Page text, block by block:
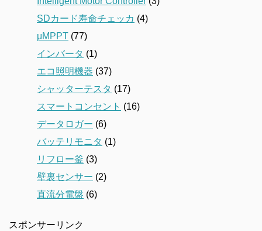
SDカード寿命チェッカ (4)
μMPPT (77)
インバータ (1)
エコ照明機器 (37)
シャッターテスタ (17)
スマートコンセント (16)
データロガー (6)
バッテリモニタ (1)
リフロー釜 (3)
壁裏センサー (2)
直流分電盤 (6)
スポンサーリンク